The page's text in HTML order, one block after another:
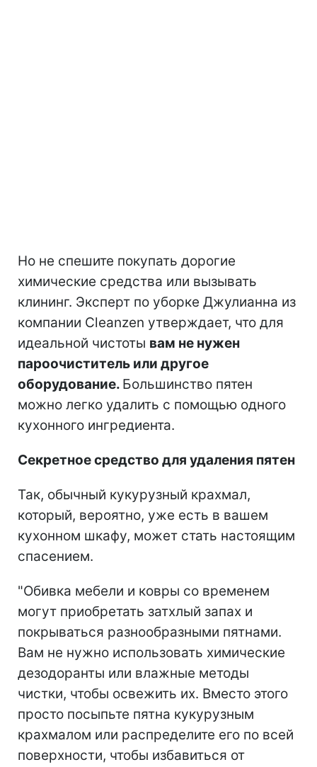
Но не спешите покупать дорогие
химические средства или вызывать
клининг. Эксперт по уборке Джулианна из
компании Cleanzen утверждает, что для
идеальной чистоты вам не нужен
пароочиститель или другое
оборудование. Большинство пятен
можно легко удалить с помощью одного
кухонного ингредиента.
Секретное средство для удаления пятен
Так, обычный кукурузный крахмал,
который, вероятно, уже есть в вашем
кухонном шкафу, может стать настоящим
спасением.
"Обивка мебели и ковры со временем
могут приобретать затхлый запах и
покрываться разнообразными пятнами.
Вам не нужно использовать химические
дезодоранты или влажные методы
чистки, чтобы освежить их. Вместо этого
просто посыпьте пятна кукурузным
крахмалом или распределите его по всей
поверхности, чтобы избавиться от